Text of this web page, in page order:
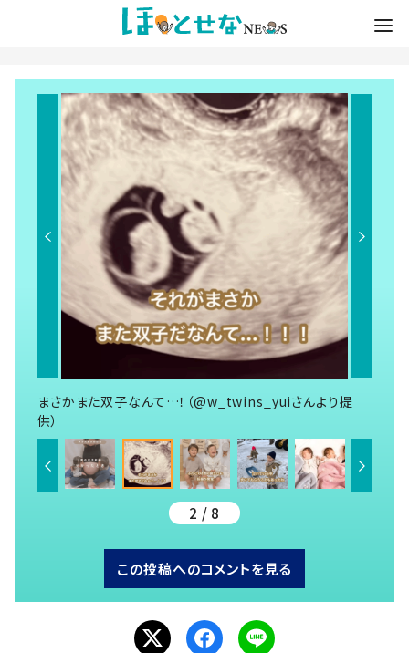
まさかまた双子なんて…！（@w_twins_yuiさんより提
供）
2 / 8
この投稿へのコメントを見る